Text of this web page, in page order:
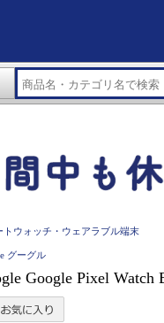
トウォッチ・ウェアラブル端末
グーグル
Google Pixel